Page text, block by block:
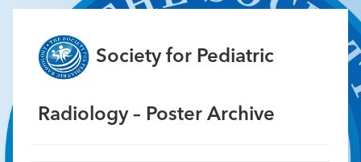
Society for Pediatric
Radiology – Poster Archive